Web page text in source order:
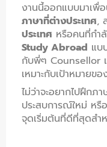
งานนี้ออกแบบมาเพื่
ภาษาที่ต่างประเทศ,
ประเทศ หรือคนที่กำ
Study Abroad แบ
กับพี่ๆ Counsellor
เหมาะกับเป้าหมายข
ไม่ว่าจะอยากไปฝึกภ
ประสบการณ์ใหม่ หรื
จุดเริ่มต้นที่ดีที่สุดสำ